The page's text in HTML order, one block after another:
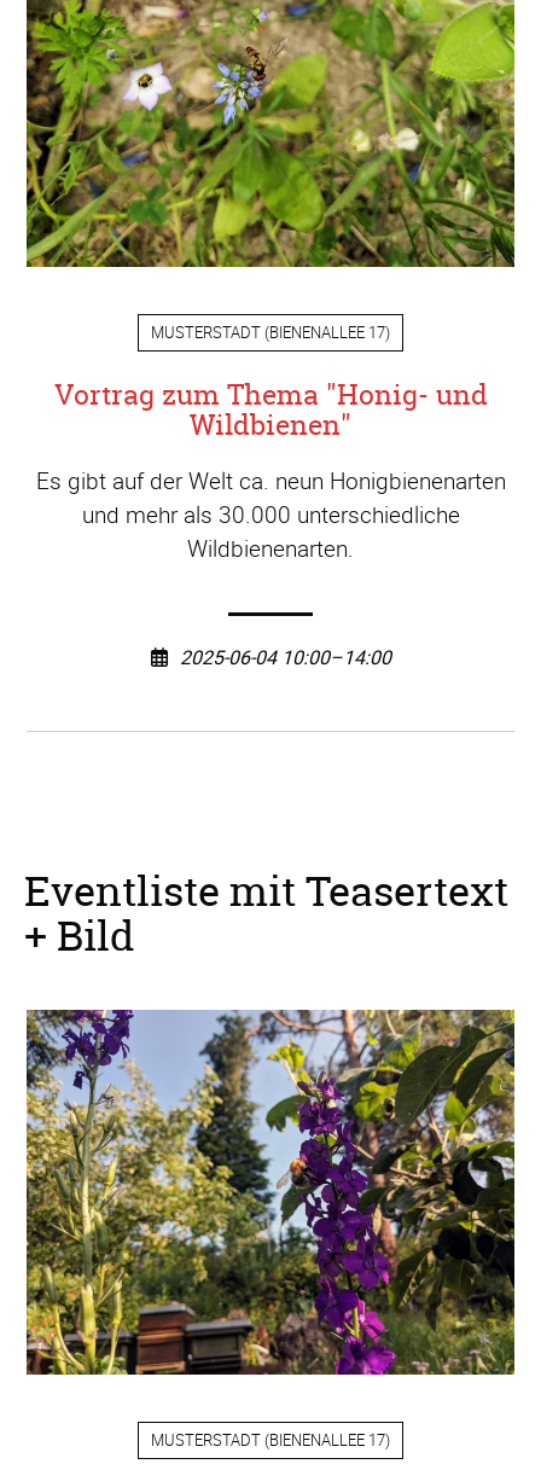
MUSTERSTADT (BIENENALLEE 17)
Vortrag zum Thema "Honig- und
Wildbienen"
Es gibt auf der Welt ca. neun Honigbienenarten
und mehr als 30.000 unterschiedliche
Wildbienenarten.
2025-06-04 10:00–14:00
Eventliste mit Teasertext
+ Bild
MUSTERSTADT (BIENENALLEE 17)